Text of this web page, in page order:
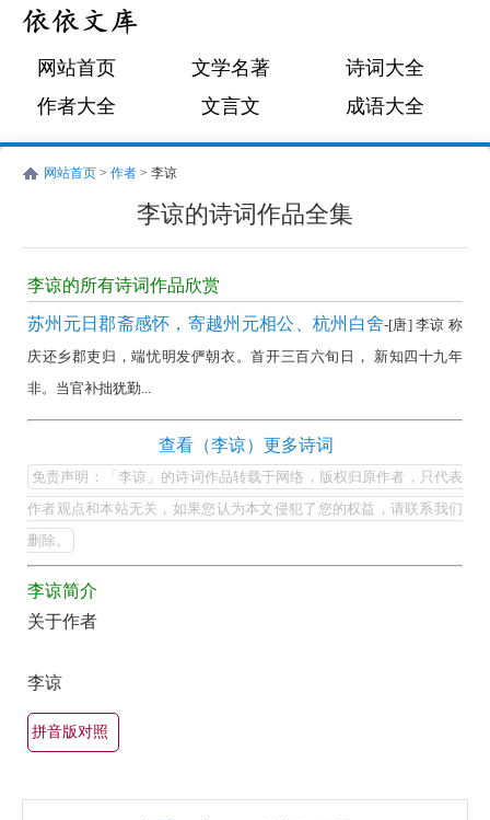
网站首页 文学名著
诗词大全
作者大全
文言文 成语大全
网站首页 > 作者 > 李谅
李谅的诗词作品全集
李
谅
的
诗
词
全
集
欣
赏
（全
所
有
集
古
李谅的所有诗词作品欣赏
苏州元日郡斋感怀，寄越州元相公、杭州白舍-[唐] 李谅 称
庆还乡郡吏归，端忧明发俨朝衣。首开三百六旬日， 新知四十九年
非。当官补拙犹勤...
谅
的
最
美
最
有
古
诗
词
查看（李谅）更多诗词
免责声明：「李谅」的诗词作品转载于网络，版权归原作者，只代表
作者观点和本站无关，如果您认为本文侵犯了您的权益，请联系我们
删除。
李谅简介
关于作者
李谅
拼音版对照